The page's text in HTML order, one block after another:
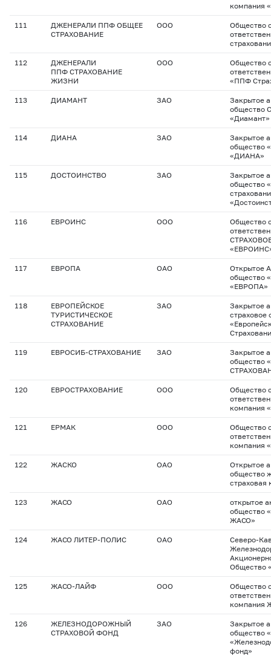
компания
111
ДЖЕНЕРАЛИ ППФ ОБЩЕЕ
СТРАХОВАНИЕ
ООО
Общество
112
ДЖЕНЕРАЛИ
ППФ СТРАХОВАНИЕ
ЖИЗНИ
ООО
Общество
«ППФ
113 ДИАМАНТ ЗАО
Закрытое
общество
«Диамант»
114 ДИАНА ЗАО
Закрытое
общество
«ДИАНА»
115 ДОСТОИНСТВО ЗАО
Закрытое
общество
116 ЕВРОИНС ООО
Общество
117 ЕВРОПА ОАО
Открытое
общество
«ЕВРОПА»
118
ЕВРОПЕЙСКОЕ
ТУРИСТИЧЕСКОЕ
СТРАХОВАНИЕ
ЗАО
Закрытое
страховое
119 ЕВРОСИБ-СТРАХОВАНИЕ ЗАО
Закрытое
общество
120 ЕВРОСТРАХОВАНИЕ ООО
Общество
компания
121 ЕРМАК ООО
Общество
компания
122 ЖАСКО ОАО
Открытое
общество
123 ЖАСО ОАО
открытое
общество
ЖАСО»
124 ЖАСО ЛИТЕР-ПОЛИС ОАО
Северо-
Общество
125 ЖАСО-ЛАЙФ ООО
Общество
компания
126
ЖЕЛЕЗНОДОРОЖНЫЙ
СТРАХОВОЙ ФОНД
ЗАО
Закрытое
общество
фонд»